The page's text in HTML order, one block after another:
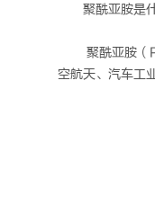
聚酰亚胺是
聚酰亚胺（
空航天、汽车工